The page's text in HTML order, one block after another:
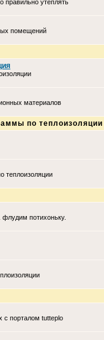
правильно утеплять
помещений
материалов
по теплоизоляции
теплоизоляции
потихоньку.
с порталом tutteplo